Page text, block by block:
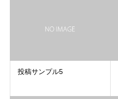
投稿サンプル5